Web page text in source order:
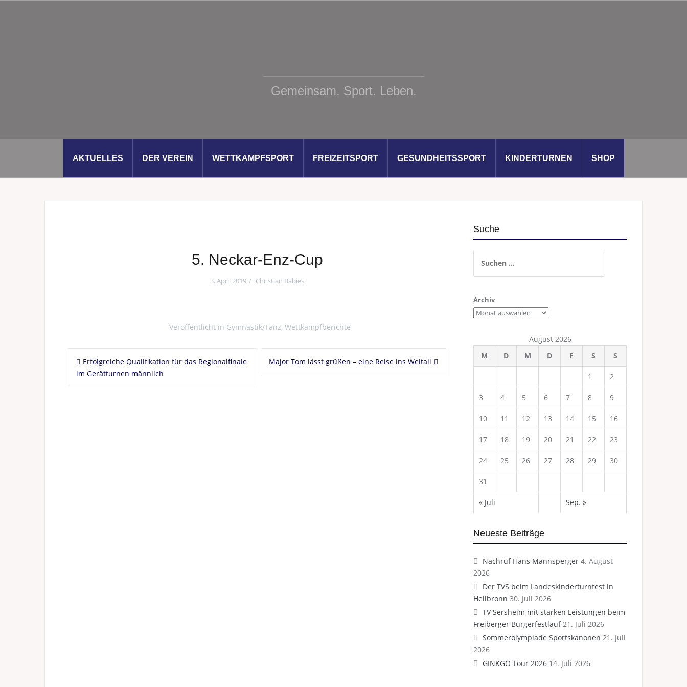
Gemeinsam. Sport. Leben.
AKTUELLES DER VEREIN WETTKAMPFSPORT FREIZEITSPORT GESUNDHEITSSPORT KINDERTURNEN SHOP
5. Neckar-Enz-Cup
3. April 2019 Christian Babies
Veröffentlicht in Gymnastik/Tanz, Wettkampfberichte
Beitragsnavigation
Erfolgreiche Qualifikation für das Regionalfinale
im Gerätturnen männlich
Major Tom lässt grüßen – eine Reise ins Weltall
Suche
nach:
Archiv
August 2026
M
D M D F S S
1 2
3 4 5 6 7 8 9
10 11 12 13 14 15 16
17 18 19 20 21 22 23
24 25 26 27 28 29 30
31
« Juli Sep. »
Neueste Beiträge
Nachruf Hans Mannsperger 4. August
2026
Der TVS beim Landeskinderturnfest in
Heilbronn 30. Juli 2026
TV Sersheim mit starken Leistungen beim
Freiberger Bürgerfestlauf 21. Juli 2026
Sommerolympiade Sportskanonen 21. Juli
2026
GINKGO Tour 2026 14. Juli 2026